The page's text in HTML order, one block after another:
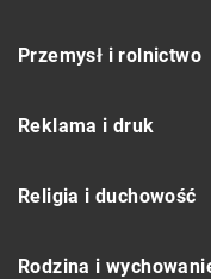
Przemysł i rolnictwo
Reklama i druk
Religia i duchowość
Rodzina i